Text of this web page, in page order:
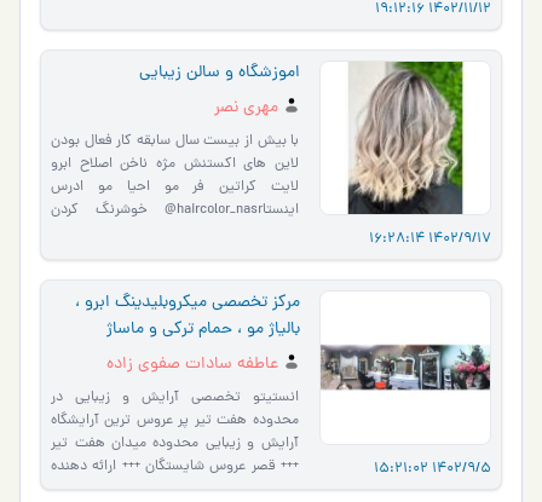
1402/11/12 19:12:16
1402/9/17 16:28:14
اموزشگاه و سالن زیبایی
مهری نصر
با بیش از بیست سال سابقه کار فعال بودن
لاین های اکستنش مژه ناخن اصلاح ابرو
لایت کراتین فر مو احیا مو ادرس
اینستاhaircolor_nasr@ خوشرنگ کردن
1402/9/5 15:21:02
مرکز تخصصی میکروبلیدینگ ابرو ،
بالیاژ مو ، حمام ترکی و ماساژ
عاطفه سادات صفوی زاده
انستیتو تخصصی آرایش و زیبایی در
محدوده هفت تیر پر عروس ترین آرایشگاه
آرایش و زیبایی محدوده میدان هفت تیر
+++ قصر عروس شایستگان +++ ارائه دهنده
کلیه خدمات آرایش و زیب�…